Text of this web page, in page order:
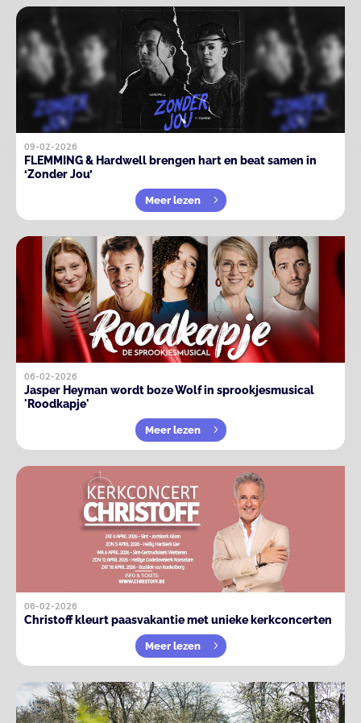
09-02-2026
FLEMMING & Hardwell brengen hart en beat samen in
‘Zonder Jou’
Meer lezen
06-02-2026
Jasper Heyman wordt boze Wolf in sprookjesmusical
'Roodkapje'
Meer lezen
06-02-2026
Christoff kleurt paasvakantie met unieke kerkconcerten
Meer lezen